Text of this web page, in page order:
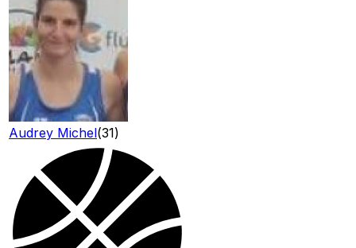
Audrey Michel(31)